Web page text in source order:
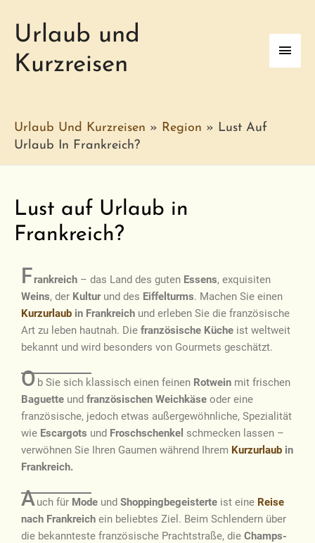
Urlaub und
Kurzreisen
Urlaub Und Kurzreisen » Region » Lust Auf
Urlaub In Frankreich?
Lust auf Urlaub in
Frankreich?
Frankreich– das Land des guten Essens, exquisiten
Weins, der Kulturund des Eiffelturms. Machen Sie einen
Kurzurlaub in Frankreich und erleben Sie die französische
Art zu leben hautnah. Die französische Küche ist weltweit
bekannt und wird besonders von Gourmets geschätzt.
Ob Sie sich klassisch einen feinen Rotweinmit frischen
Baguette und französischen Weichkäse oder eine
französische, jedoch etwas außergewöhnliche, Spezialität
wie Escargots und Froschschenkel schmecken lassen –
verwöhnen Sie Ihren Gaumen während Ihrem Kurzurlaub in
Frankreich.
Auch für Modeund Shoppingbegeisterteist eine Reise
nach Frankreich ein beliebtes Ziel. Beim Schlendern über
die bekannteste französische Prachtstraße, die Champs-